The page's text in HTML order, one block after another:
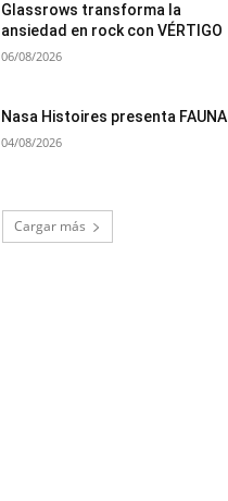
Glassrows transforma la
ansiedad en rock con VÉRTIGO
06/08/2026
Nasa Histoires presenta FAUNA
04/08/2026
Cargar más